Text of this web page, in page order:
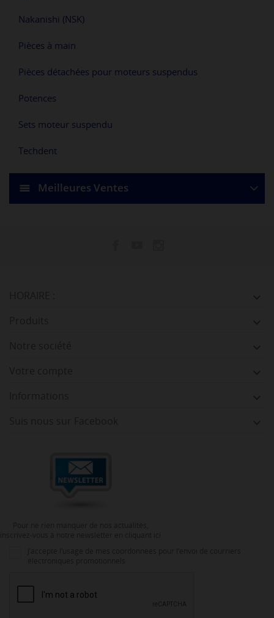
Nakanishi (NSK)
Pièces à main
Pièces détachées pour moteurs suspendus
Potences
Sets moteur suspendu
Techdent
Meilleures Ventes